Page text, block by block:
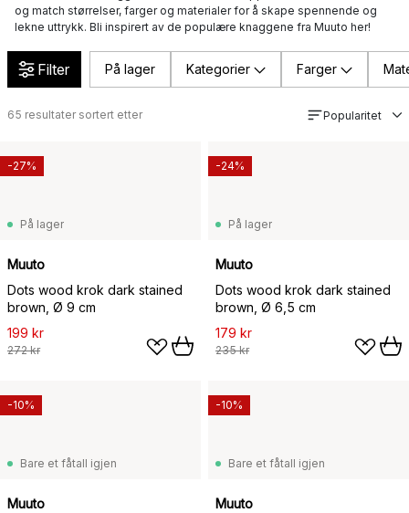
og match størrelser, farger og materialer for å skape spennende og
lekne uttrykk. Bli inspirert av de populære knaggene fra Muuto her!
Filter På lager Kategorier Farger
65 resultater sortert etter Popularitet
På lager
Muuto
Dots wood krok dark stained
brown, Ø 9 cm
199 kr
272 kr
-27%
På lager
Muuto
Dots wood krok dark stained
brown, Ø 6,5 cm
179 kr
235 kr
-24%
Bare et fåtall igjen
Muuto
-10%
Bare et fåtall igjen
Muuto
-10%